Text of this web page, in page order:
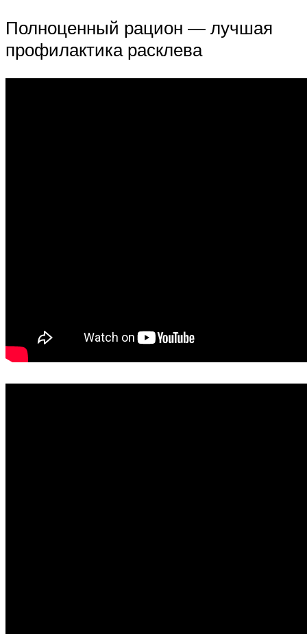
Полноценный рацион — лучшая
профилактика расклева